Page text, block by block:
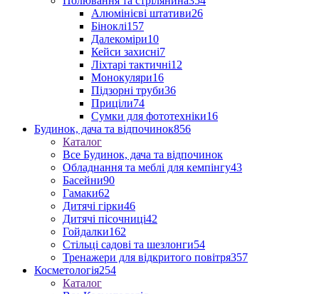
Алюмінієві штативи26
Біноклі157
Далекоміри10
Кейси захисні7
Ліхтарі тактичні12
Монокуляри16
Підзорні труби36
Приціли74
Сумки для фототехніки16
Будинок, дача та відпочинок856
Каталог
Все Будинок, дача та відпочинок
Обладнання та меблі для кемпінгу43
Басейни90
Гамаки62
Дитячі гірки46
Дитячі пісочниці42
Гойдалки162
Стільці садові та шезлонги54
Тренажери для відкритого повітря357
Косметологія254
Каталог